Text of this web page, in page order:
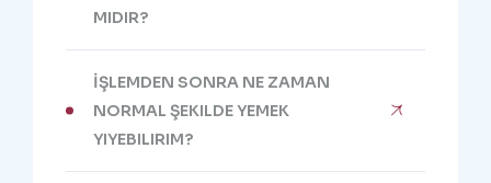
MIDIR?
İŞLEMDEN SONRA NE ZAMAN
NORMAL ŞEKILDE YEMEK
YIYEBILIRIM?